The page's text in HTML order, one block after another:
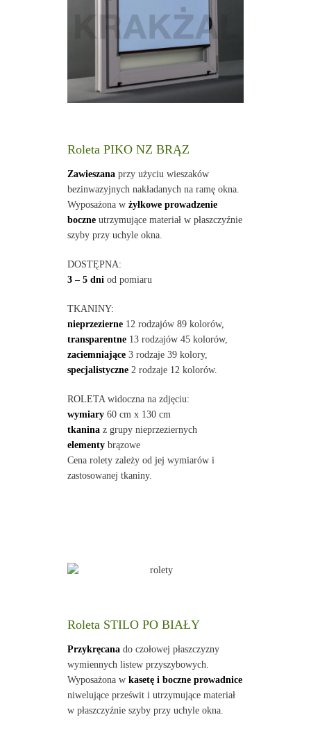
Roleta PIKO NZ BRĄZ
Zawieszanaprzy użyciu wieszaków
bezinwazyjnych nakładanych na ramę okna.
Wyposażona w żyłkowe prowadzenie
boczneutrzymujące materiał w płaszczyźnie
szyby przy uchyle okna.
DOSTĘPNA:
3 – 5 dni od pomiaru
TKANINY:
nieprzezierne12 rodzajów 89 kolorów,
transparentne13 rodzajów 45 kolorów,
zaciemniające3 rodzaje 39 kolory,
specjalistyczne2 rodzaje 12 kolorów.
ROLETA widoczna na zdjęciu:
wymiary60 cm x 130 cm
tkaninaz grupy nieprzeziernych
elementybrązowe
Cena rolety zależy od jej wymiarów i
zastosowanej tkaniny.
Roleta STILO PO BIAŁY
Przykręcanado czołowej płaszczyzny
wymiennych listew przyszybowych.
Wyposażona w kasetę i boczne prowadnice
niwelujące prześwit i utrzymujące materiał
w płaszczyźnie szyby przy uchyle okna.